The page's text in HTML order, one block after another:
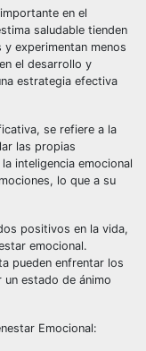
en el
saludable tienden
experimentan menos
el desarrollo y
estrategia efectiva
se refiere a la
las propias
inteligencia emocional
lo que a su
positivos en la vida,
emocional.
pueden enfrentar los
un estado de ánimo
Emocional: